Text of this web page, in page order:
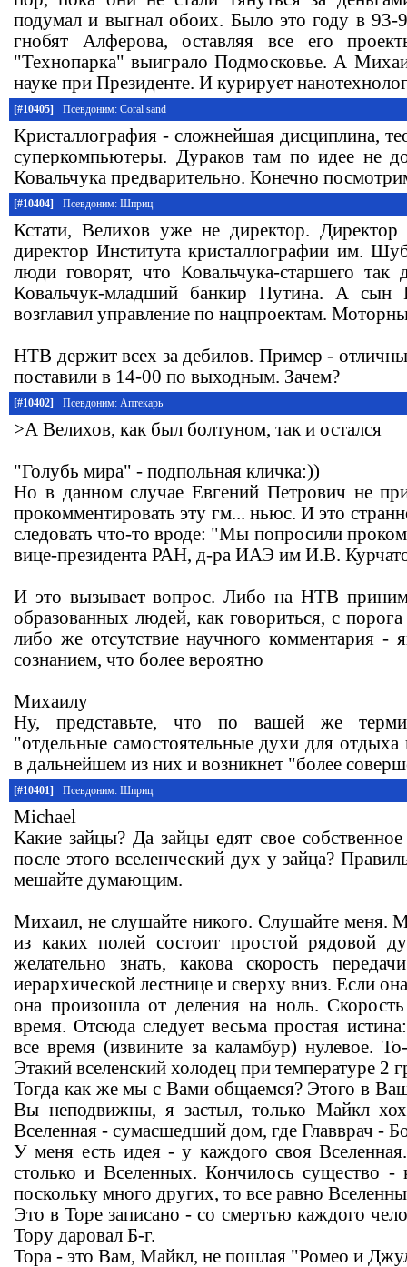
подумал и выгнал обоих. Было это году в 93-
гнобят Алферова, оставляя все его
"Технопарка" выиграло Подмосковье. А
науке при Президенте. И курирует
[#10405] Псевдоним: Coral sand
Кристаллография - сложнейшая дисциплина,
суперкомпьютеры. Дураков там по идее не
Ковальчука предварительно. Конечно
[#10404] Псевдоним: Шприц
Кстати, Велихов уже не директор.
директор Института кристаллографии им.
люди говорят, что Ковальчука-старшего
Ковальчук-младший банкир Путина. А сын
возглавил управление по нацпроектам.
НТВ держит всех за дебилов. Пример -
поставили в 14-00 по выходным. Зачем?
[#10402] Псевдоним: Аптекарь
>А Велихов, как был болтуном, так и остался
"Голубь мира" - подпольная кличка:))
Но в данном случае Евгений Петрович не
прокомментировать эту гм... ньюс. И это
следовать что-то вроде: "Мы попросили
вице-президента РАН, д-ра ИАЭ им И.В.
И это вызывает вопрос. Либо на НТВ
образованных людей, как говориться, с
либо же отсутствие научного комментария -
сознанием, что более вероятно
Михаилу
Ну, представьте, что по вашей же
"отдельные самостоятельные духи для
в дальнейшем из них и возникнет "более
[#10401] Псевдоним: Шприц
Michael
Какие зайцы? Да зайцы едят свое
после этого вселенческий дух у зайца?
мешайте думающим.
Михаил, не слушайте никого. Слушайте меня.
из каких полей состоит простой рядовой
желательно знать, какова скорость
иерархической лестнице и сверху вниз. Если
она произошла от деления на ноль.
время. Отсюда следует весьма простая
все время (извините за каламбур) нулевое.
Этакий вселенский холодец при температуре 2
Тогда как же мы с Вами общаемся? Этого в
Вы неподвижны, я застыл, только Майкл
Вселенная - сумасшедший дом, где Главврач -
У меня есть идея - у каждого своя
столько и Вселенных. Кончилось существо -
поскольку много других, то все равно
Это в Торе записано - со смертью каждого
Тору даровал Б-г.
Тора - это Вам, Майкл, не пошлая "Ромео и